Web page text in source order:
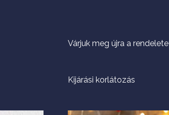
Várjuk meg újra a
Kijárási korlátozás